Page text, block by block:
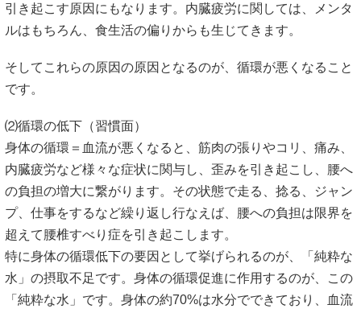
引き起こす原因にもなります。内臓疲労に関しては、メンタ
ルはもちろん、食生活の偏りからも生じてきます。
そしてこれらの原因の原因となるのが、循環が悪くなること
です。
⑵循環の低下（習慣面）
身体の循環＝血流が悪くなると、筋肉の張りやコリ、痛み、
内臓疲労など様々な症状に関与し、歪みを引き起こし、腰へ
の負担の増大に繋がります。その状態で走る、捻る、ジャン
プ、仕事をするなど繰り返し行なえば、腰への負担は限界を
超えて腰椎すべり症を引き起こします。
特に身体の循環低下の要因として挙げられるのが、「純粋な
水」の摂取不足です。身体の循環促進に作用するのが、この
「純粋な水」です。身体の約70%は水分でできており、血流